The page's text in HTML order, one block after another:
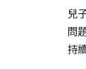
兒
問
持